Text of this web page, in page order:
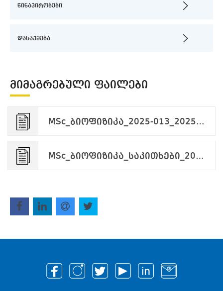
წინაპირობები
დასაქმება
ᲛᲘᲛᲐᲒᲠᲔᲑᲣᲚᲘ ᲤᲐᲘᲚᲔᲑᲘ
MSc_ბიოფიზიკა_2025-013_2025-02-13.pdf
MSc_ბიოფიზიკა_საკითხები_2025.pdf